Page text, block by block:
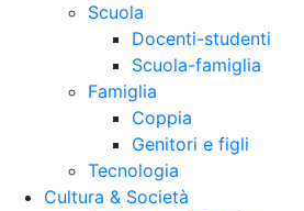
Scuola
Docenti-studenti
Scuola-famiglia
Famiglia
Coppia
Genitori e figli
Tecnologia
Cultura & Società